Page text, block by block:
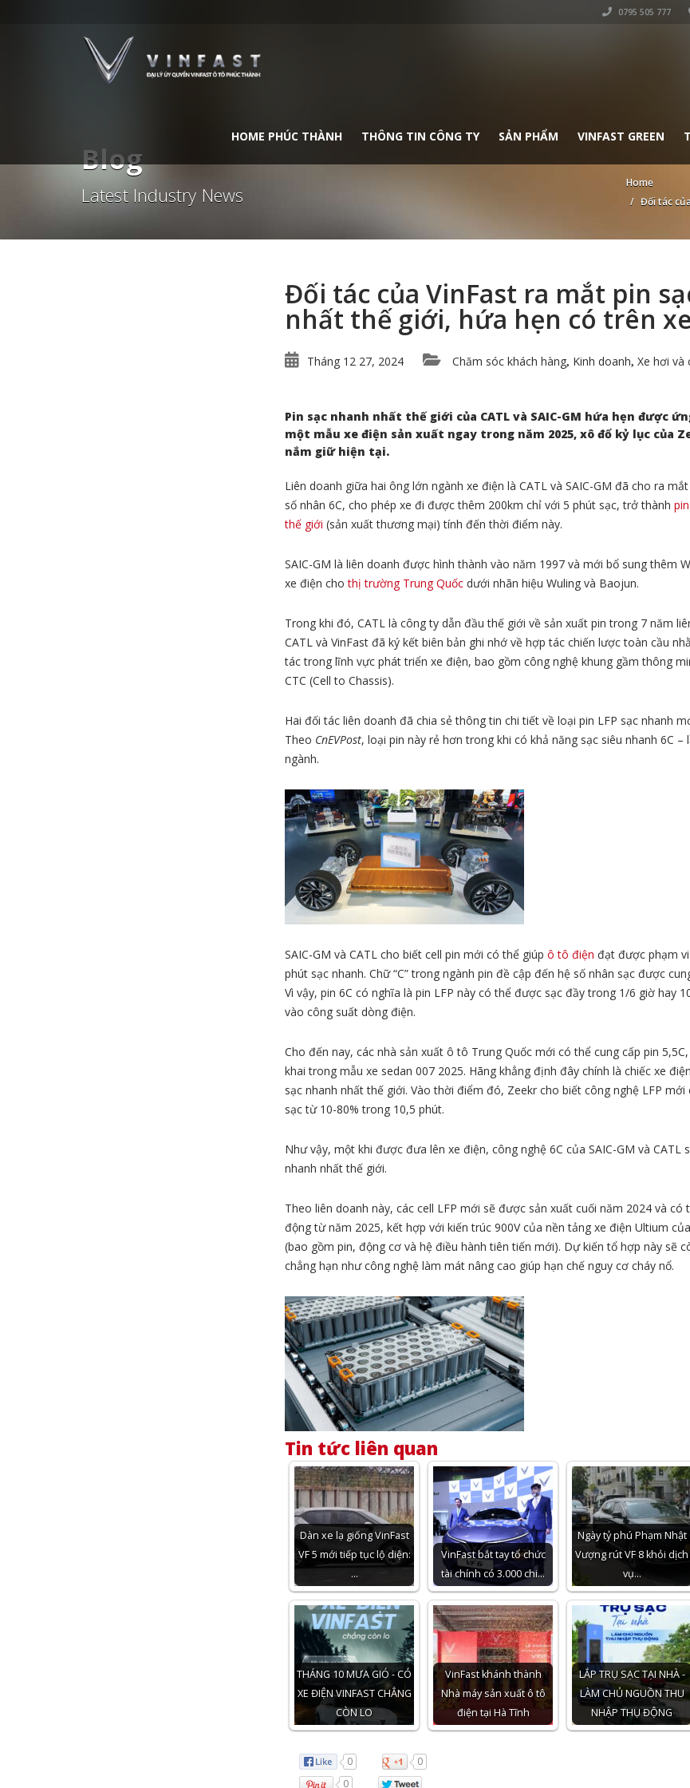
0795 505 777
HOME PHÚC THÀNH THÔNG TIN CÔNG TY SẢN PHẨM VINFAST GREEN
Blog
Latest Industry News
Home
Đối tác
Đối tác của VinFast ra mắt pin
nhất thế giới, hứa hẹn có trên
Tháng 12 27, 2024 Chăm sóc khách hàng, Kinh doanh, Xe hơi và
Pin sạc nhanh nhất thế giới của CATL và SAIC-GM hứa hẹn được
một mẫu xe điện sản xuất ngay trong năm 2025, xô đổ kỷ lục của
nắm giữ hiện tại.
Liên doanh giữa hai ông lớn ngành xe điện là CATL và SAIC-GM đã cho ra
số nhân 6C, cho phép xe đi được thêm 200km chỉ với 5 phút sạc, trở thành
thế giới (sản xuất thương mại) tính đến thời điểm này.
SAIC-GM là liên doanh được hình thành vào năm 1997 và mới bổ sung thêm
xe điện chothị trường Trung Quốc dưới nhãn hiệu Wuling và Baojun.
Trong khi đó, CATL là công ty dẫn đầu thế giới về sản xuất pin trong 7 năm
CATL và VinFast đã ký kết biên bản ghi nhớ về hợp tác chiến lược toàn cầu
tác trong lĩnh vực phát triển xe điện, bao gồm công nghệ khung gầm thông
CTC (Cell to Chassis).
Hai đối tác liên doanh đã chia sẻ thông tin chi tiết về loại pin LFP sạc nhanh
Theo CnEVPost, loại pin này rẻ hơn trong khi có khả năng sạc siêu nhanh 6C
ngành.
SAIC-GM và CATL cho biết cell pin mới có thể giúp ô tô điện đạt được phạm
phút sạc nhanh. Chữ “C” trong ngành pin đề cập đến hệ số nhân sạc được
Vì vậy, pin 6C có nghĩa là pin LFP này có thể được sạc đầy trong 1/6 giờ hay
vào công suất dòng điện.
Cho đến nay, các nhà sản xuất ô tô Trung Quốc mới có thể cung cấp pin
khai trong mẫu xe sedan 007 2025. Hãng khẳng định đây chính là chiếc xe
sạc nhanh nhất thế giới. Vào thời điểm đó, Zeekr cho biết công nghệ LFP mới
sạc từ 10-80% trong 10,5 phút.
Như vậy, một khi được đưa lên xe điện, công nghệ 6C của SAIC-GM và CATL
nhanh nhất thế giới.
Theo liên doanh này, các cell LFP mới sẽ được sản xuất cuối năm 2024 và có
động từ năm 2025, kết hợp với kiến trúc 900V của nền tảng xe điện Ultium
(bao gồm pin, động cơ và hệ điều hành tiên tiến mới). Dự kiến tổ hợp này sẽ
chẳng hạn như công nghệ làm mát nâng cao giúp hạn chế nguy cơ cháy nổ.
Tin tức liên quan
Dàn xe lạ giống VinFast
VF 5 mới tiếp tục lộ diện:
…
VinFast bắt tay tổ chức
tài chính có 3.000 chi…
Ngày tỷ phú Phạm Nhật
Vượng rút VF 8 khỏi dịch
vụ…
THÁNG 10 MƯA GIÓ - CÓ
XE ĐIỆN VINFAST CHẲNG
CÒN LO
VinFast khánh thành
Nhà máy sản xuất ô tô
điện tại Hà Tĩnh
LẮP TRỤ SẠC TẠI NHÀ -
LÀM CHỦ NGUỒN THU
NHẬP THỤ ĐỘNG
0
0
0